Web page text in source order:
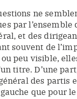
ne
par l’ensemble
et des
souvent de
peu visible,
titre. D’une
des partis
que pour